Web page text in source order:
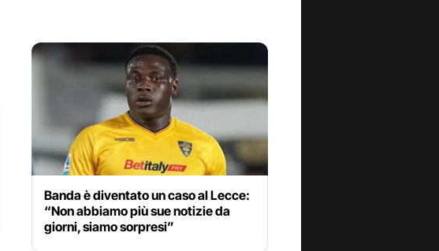
Banda è diventato un caso al Lecce:
“Non abbiamo più sue notizie da
giorni, siamo sorpresi”